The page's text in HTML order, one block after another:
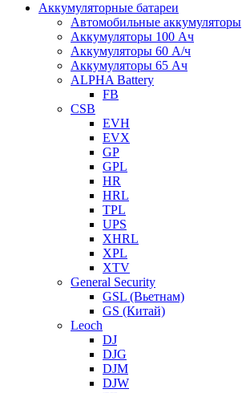
Аккумуляторные батареи
Автомобильные аккумуляторы
Аккумуляторы 100 Ач
Аккумуляторы 60 А/ч
Аккумуляторы 65 Ач
ALPHA Battery
FB
CSB
EVH
EVX
GP
GPL
HR
HRL
TPL
UPS
XHRL
XPL
XTV
General Security
GSL (Вьетнам)
GS (Китай)
Leoch
DJ
DJG
DJM
DJW